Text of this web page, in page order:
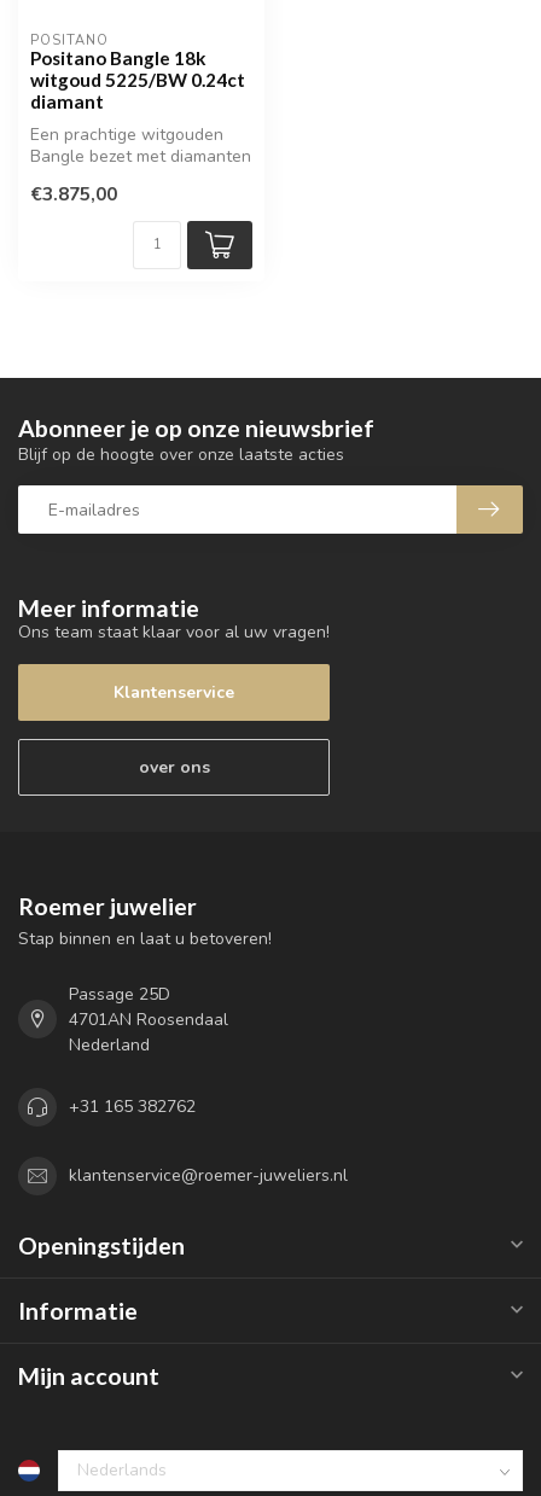
POSITANO
Positano Bangle 18k
witgoud 5225/BW 0.24ct
diamant
Een prachtige witgouden
Bangle bezet met diamanten
€3.875,00
Meer informatie
Ons team staat klaar voor al uw vragen!
Klantenservice
over ons
Abonneer je op onze nieuwsbrief
Blijf op de hoogte over onze laatste acties
Roemer juwelier
Stap binnen en laat u betoveren!
Passage 25D
4701AN Roosendaal
Nederland
+31 165 382762
klantenservice@roemer-juweliers.nl
Openingstijden
Informatie
Mijn account